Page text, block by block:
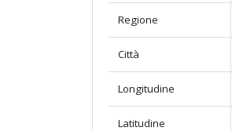
Regione
Città
Longitudine
Latitudine